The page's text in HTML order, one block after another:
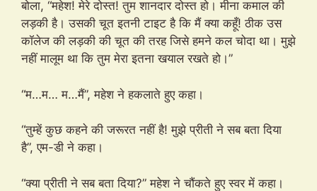
बोला, “महेश! मेरे दोस्त! तुम शानदार दोस्त हो। मीना कमाल की
लड़की है। उसकी चूत इतनी टाइट है कि मैं क्या कहूँ! ठीक उस
कॉलेज की लड़की की चूत की तरह जिसे हमने कल चोदा था। मुझे
नहीं मालूम था कि तुम मेरा इतना खयाल रखते हो।”
“म…म… म…मैं”, महेश ने हकलाते हुए कहा।
“तुम्हें कुछ कहने की जरूरत नहीं है! मुझे प्रीती ने सब बता दिया
है”, एम-डी ने कहा।
“क्या प्रीती ने सब बता दिया?” महेश ने चौंकते हुए स्वर में कहा।